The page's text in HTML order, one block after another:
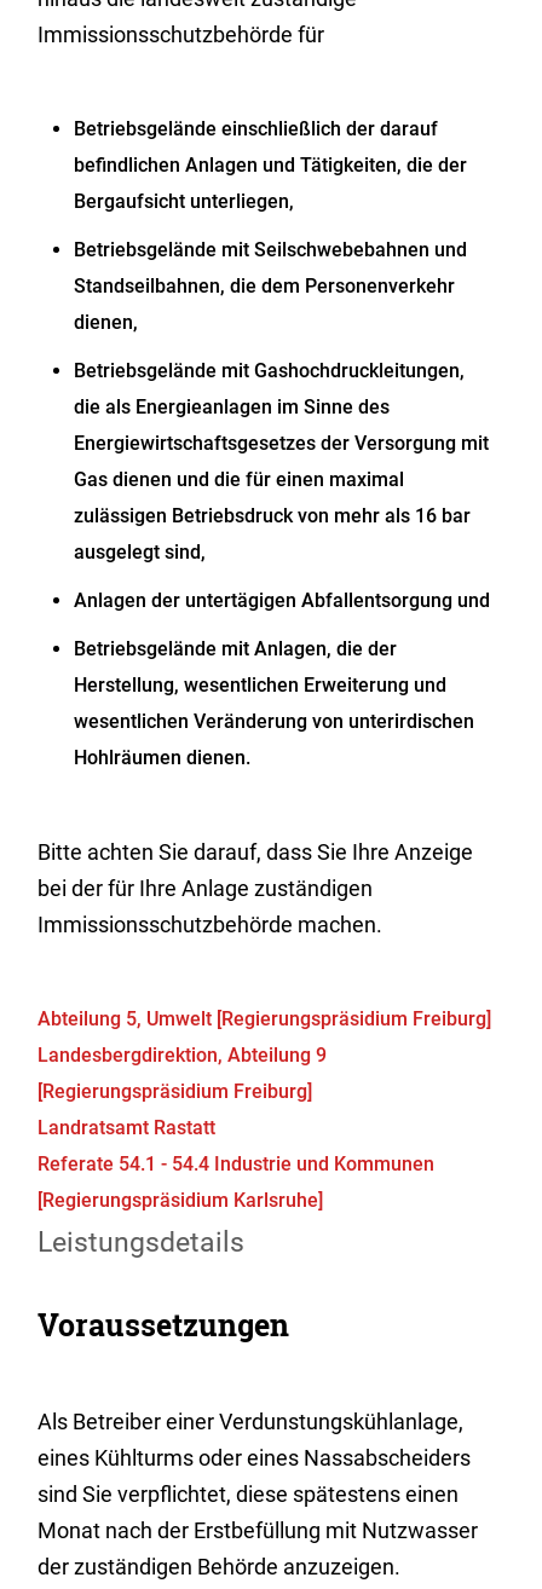
Immissionsschutzbehörde für
Betriebsgelände einschließlich der darauf
befindlichen Anlagen und Tätigkeiten, die der
Bergaufsicht unterliegen,
Betriebsgelände mit Seilschwebebahnen und
Standseilbahnen, die dem Personenverkehr
dienen,
Betriebsgelände mit Gashochdruckleitungen,
die als Energieanlagen im Sinne des
Energiewirtschaftsgesetzes der Versorgung mit
Gas dienen und die für einen maximal
zulässigen Betriebsdruck von mehr als 16 bar
ausgelegt sind,
Anlagen der untertägigen Abfallentsorgung und
Betriebsgelände mit Anlagen, die der
Herstellung, wesentlichen Erweiterung und
wesentlichen Veränderung von unterirdischen
Hohlräumen dienen.
Bitte achten Sie darauf, dass Sie Ihre Anzeige
bei der für Ihre Anlage zuständigen
Immissionsschutzbehörde machen.
Abteilung 5, Umwelt [Regierungspräsidium Freiburg]
Landesbergdirektion, Abteilung 9
[Regierungspräsidium Freiburg]
Landratsamt Rastatt
Referate 54.1 - 54.4 Industrie und Kommunen
[Regierungspräsidium Karlsruhe]
Leistungsdetails
Voraussetzungen
Als Betreiber einerVerdunstungskühlanlage,
eines Kühlturms oder eines Nassabscheiders
sind Sie verpflichtet, diese spätestens einen
Monat nach der Erstbefüllung mit Nutzwasser
der zuständigen Behörde anzuzeigen.